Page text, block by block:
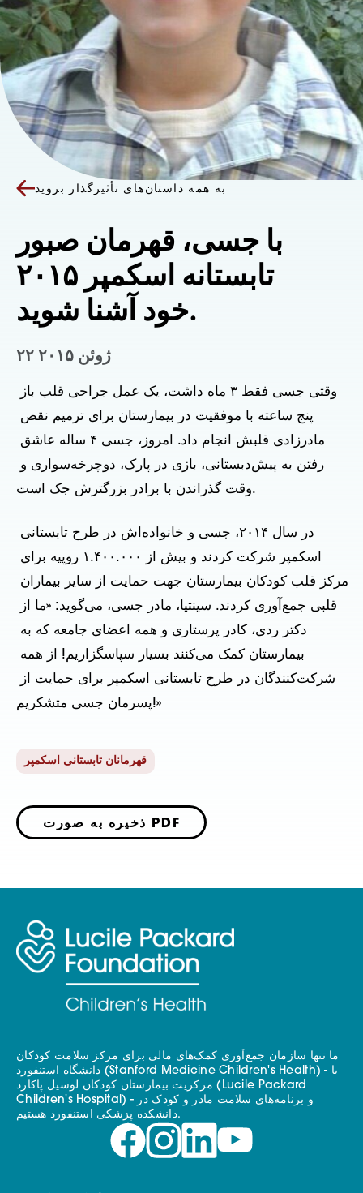
به همه داستان‌های تأثیرگذار بروید
با جسی، قهرمان صبور
تابستانه اسکمپر ۲۰۱۵
خود آشنا شوید.
۲۲ ژوئن ۲۰۱۵
وقت گذراندن با برادر بزرگترش جک است.
پسرمان جسی متشکریم!»
قهرمانان تابستانی اسکمپر
ذخیره به صورت PDF
ما تنها سازمان جمع‌آوری کمک‌های مالی برای مرکز سلامت کودکان
دانشگاه استنفورد (Stanford Medicine Children's Health) - با
مرکزیت بیمارستان کودکان لوسیل پاکارد (Lucile Packard
Children's Hospital) - و برنامه‌های سلامت مادر و کودک در
دانشکده پزشکی استنفورد هستیم.